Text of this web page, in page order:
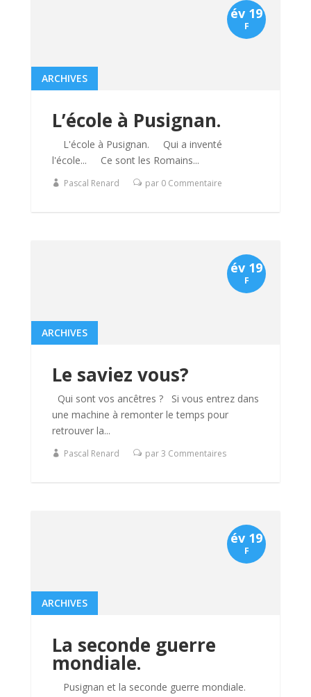
L’école à Pusignan.
ARCHIVES
L'école à Pusignan. Qui a inventé
l'école... Ce sont les Romains...
Pascal Renard par 0 Commentaire
év 19
F
Le saviez vous?
ARCHIVES
Qui sont vos ancêtres ? Si vous entrez dans
une machine à remonter le temps pour
retrouver la...
Pascal Renard par 3 Commentaires
év 19
F
La seconde guerre
mondiale.
ARCHIVES
Pusignan et la seconde guerre mondiale.
év 19
F